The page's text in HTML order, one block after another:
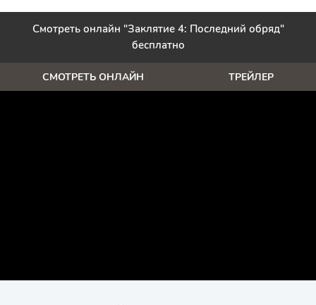
Смотреть онлайн "Заклятие 4: Последний обряд"
бесплатно
СМОТРЕТЬ ОНЛАЙН ТРЕЙЛЕР